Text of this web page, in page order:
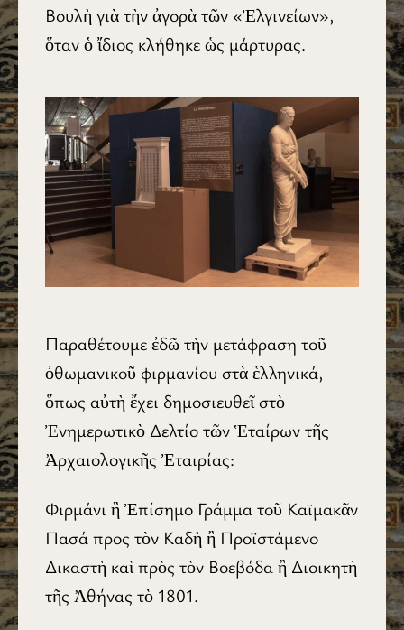
Βουλὴ γιὰ τὴν ἀγορὰ τῶν «Ἐλγινείων»,
ὅταν ὁ ἴδιος κλήθηκε ὡς μάρτυρας.
Παραθέτουμε ἐδῶ τὴν μετάφραση τοῦ
ὀθωμανικοῦ φιρμανίου στὰ ἑλληνικά,
ὅπως αὐτὴ ἔχει δημοσιευθεῖ στὸ
Ἐνημερωτικὸ Δελτίο τῶν Ἑταίρων τῆς
Ἀρχαιολογικῆς Ἐταιρίας:
Φιρμάνι ἢ Ἐπίσημο Γράμμα τοῦ Καϊμακᾶν
Πασά προς τὸν Καδὴ ἢ Προϊστάμενο
Δικαστὴ καὶ πρὸς τὸν Βοεβόδα ἢ Διοικητὴ
τῆς Ἀθήνας τὸ 1801.